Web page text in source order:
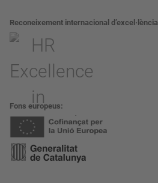
Reconeixement internacional d’excel·lència
Fons europeus